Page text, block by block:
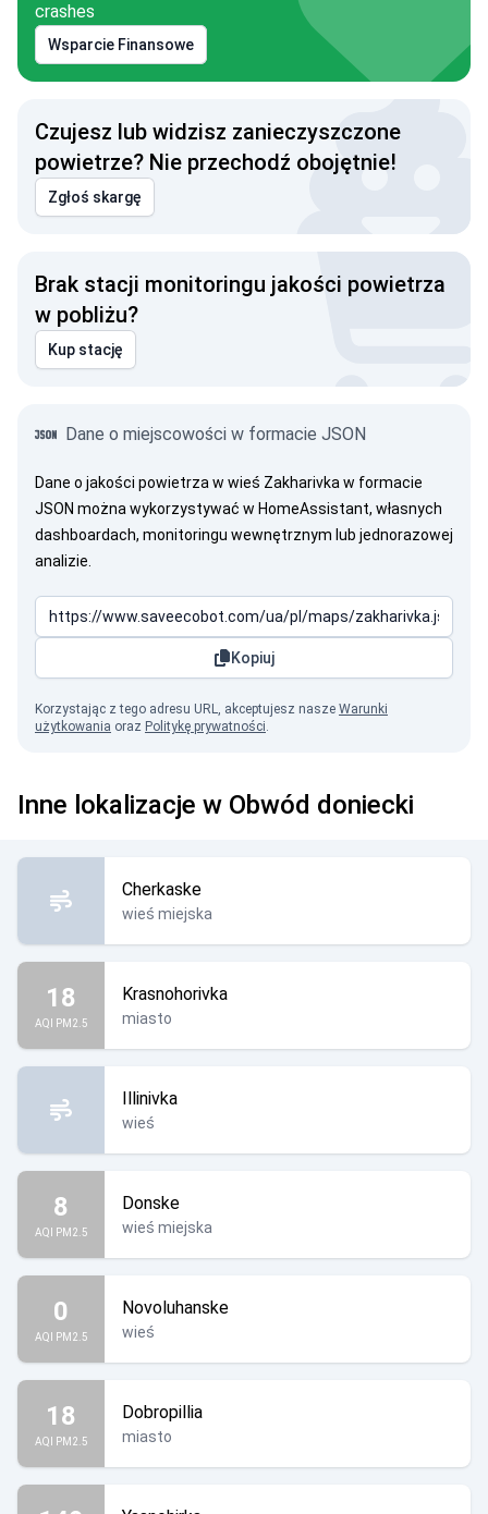
crashes
Wsparcie Finansowe
Czujesz lub widzisz zanieczyszczone
powietrze? Nie przechodź obojętnie!
Zgłoś skargę
Brak stacji monitoringu jakości powietrza
w pobliżu?
Kup stację
Dane o miejscowości w formacie JSON
Dane o jakości powietrza w wieś Zakharivka w formacie
JSON można wykorzystywać w HomeAssistant, własnych
dashboardach, monitoringu wewnętrznym lub jednorazowej
analizie.
Kopiuj
Korzystając z tego adresu URL, akceptujesz nasze Warunki
użytkowania oraz Politykę prywatności.
Inne lokalizacje w Obwód doniecki
Cherkaske
wieś miejska
18
AQI PM2.5
Krasnohorivka
miasto
Illinivka
wieś
8
AQI PM2.5
Donske
wieś miejska
0
AQI PM2.5
Novoluhanske
wieś
18
AQI PM2.5
Dobropillia
miasto